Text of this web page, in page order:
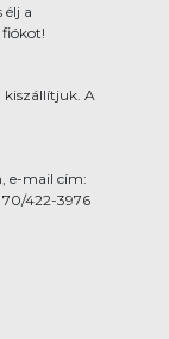
élj a
A
e-mail cím:
422-3976